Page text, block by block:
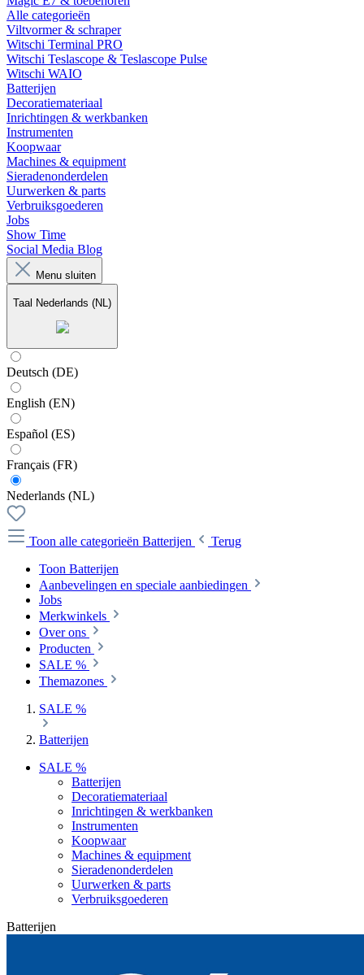
Alle categorieën
Viltvormer & schraper
Witschi Terminal PRO
Witschi Teslascope & Teslascope Pulse
Witschi WAIO
Batterijen
Decoratiemateriaal
Inrichtingen & werkbanken
Instrumenten
Koopwaar
Machines & equipment
Sieradenonderdelen
Uurwerken & parts
Verbruiksgoederen
Jobs
Show Time
Social Media Blog
Menu sluiten
Taal Nederlands (NL)
Deutsch (DE)
English (EN)
Español (ES)
Français (FR)
Nederlands (NL)
Toon alle categorieën Batterijen
Terug
Toon Batterijen
Aanbevelingen en speciale aanbiedingen
Jobs
Merkwinkels
Over ons
Producten
SALE %
Themazones
SALE %
Batterijen
SALE %
Batterijen
Decoratiemateriaal
Inrichtingen & werkbanken
Instrumenten
Koopwaar
Machines & equipment
Sieradenonderdelen
Uurwerken & parts
Verbruiksgoederen
Batterijen